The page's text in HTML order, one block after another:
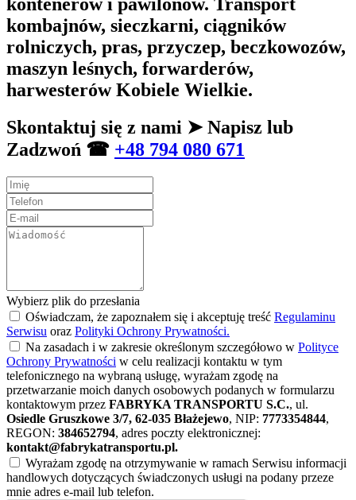
kombajnów, sieczkarni, ciągników
rolniczych, pras, przyczep, beczkowozów,
maszyn leśnych, forwarderów,
harwesterów Kobiele Wielkie.
Skontaktuj się z nami ➤ Napisz lub
Zadzwoń ☎ +48 794 080 671
Wybierz plik do przesłania
Oświadczam, że zapoznałem się i akceptuję treść Regulaminu
Serwisu oraz Polityki Ochrony Prywatności.
Na zasadach i w zakresie określonym szczegółowo w Polityce
Ochrony Prywatności w celu realizacji kontaktu w tym
telefonicznego na wybraną usługę, wyrażam zgodę na
przetwarzanie moich danych osobowych podanych w formularzu
kontaktowym przez FABRYKA TRANSPORTU S.C., ul.
Osiedle Gruszkowe 3/7, 62-035 Błażejewo, NIP: 7773354844,
REGON: 384652794, adres poczty elektronicznej:
kontakt@fabrykatransportu.pl.
Wyrażam zgodę na otrzymywanie w ramach Serwisu informacji
handlowych dotyczących świadczonych usługi na podany przeze
mnie adres e-mail lub telefon.